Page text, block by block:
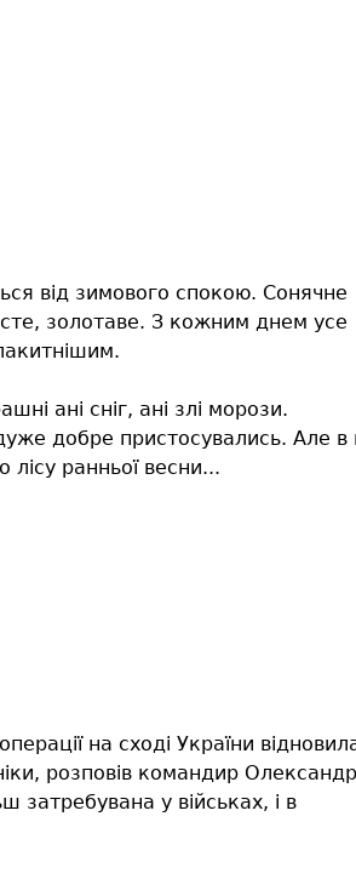
від зимового спокою. Сонячне
золотаве. З кожним днем усе
ані сніг, ані злі морози.
добре пристосувались. Але в
ранньої весни...
на сході України
розповів командир Олександр
затребувана у військах, і в